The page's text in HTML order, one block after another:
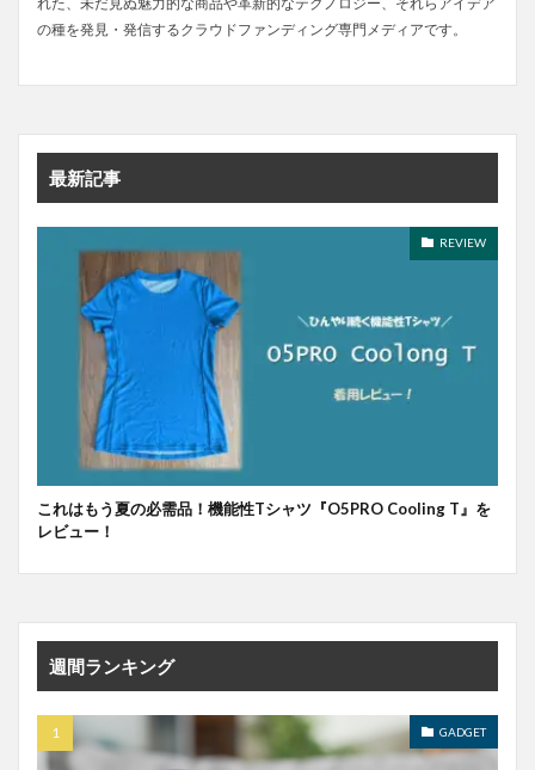
の種を発見・発信するクラウドファンディング専門メディアです。
最新記事
REVIEW
これはもう夏の必需品！機能性Tシャツ『O5PRO Cooling T』を
レビュー！
週間ランキング
GADGET